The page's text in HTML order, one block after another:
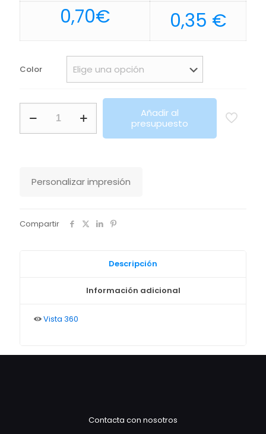
0,70€ 0,35 €
Color
Reffel
Makito
Añadir al
presupuesto
Personalizar impresión
Compartir
Descripción
Información adicional
Vista 360
Contacta con nosotros